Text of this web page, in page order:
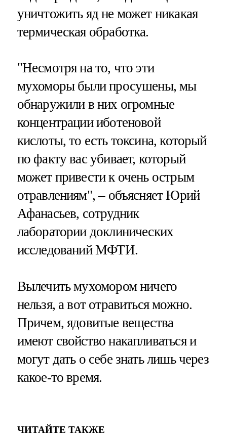
уничтожить яд не может никакая
термическая обработка.
"Несмотря на то, что эти
мухоморы были просушены, мы
обнаружили в них огромные
концентрации иботеновой
кислоты, то есть токсина, который
по факту вас убивает, который
может привести к очень острым
отравлениям", – объясняет Юрий
Афанасьев, сотрудник
лаборатории доклинических
исследований МФТИ.
Вылечить мухомором ничего
нельзя, а вот отравиться можно.
Причем, ядовитые вещества
имеют свойство накапливаться и
могут дать о себе знать лишь через
какое-то время.
ЧИТАЙТЕ ТАКЖЕ